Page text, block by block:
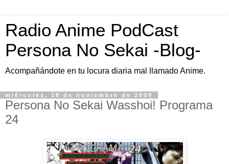
Radio Anime PodCast
Persona No Sekai -Blog-
Acompañándote en tu locura diaria mal llamado Anime.
miércoles, 18 de noviembre de 2009
Persona No Sekai Wasshoi! Programa
24